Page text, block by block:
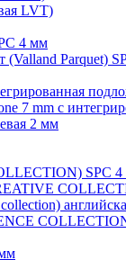
LVT)
4 мм
(Valland Parquet)
7 mm с
2 мм
SPC